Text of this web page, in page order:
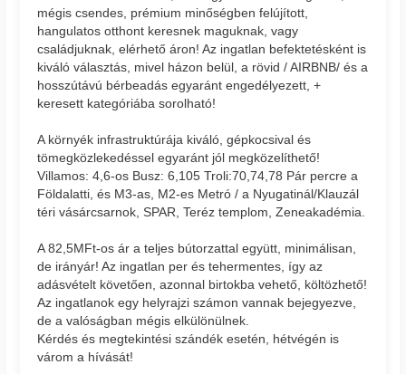
mégis csendes, prémium minőségben felújított,
hangulatos otthont keresnek maguknak, vagy
családjuknak, elérhető áron! Az ingatlan befektetésként is
kiváló választás, mivel házon belül, a rövid / AIRBNB/ és a
hosszútávú bérbeadás egyaránt engedélyezett, +
keresett kategóriába sorolható!
A környék infrastruktúrája kiváló, gépkocsival és
tömegközlekedéssel egyaránt jól megközelíthető!
Villamos: 4,6-os Busz: 6,105 Troli:70,74,78 Pár percre a
Földalatti, és M3-as, M2-es Metró / a Nyugatinál/Klauzál
téri vásárcsarnok, SPAR, Teréz templom, Zeneakadémia.
A 82,5MFt-os ár a teljes bútorzattal együtt, minimálisan,
de irányár! Az ingatlan per és tehermentes, így az
adásvételt követően, azonnal birtokba vehető, költözhető!
Az ingatlanok egy helyrajzi számon vannak bejegyezve,
de a valóságban mégis elkülönülnek.
Kérdés és megtekintési szándék esetén, hétvégén is
várom a hívását!